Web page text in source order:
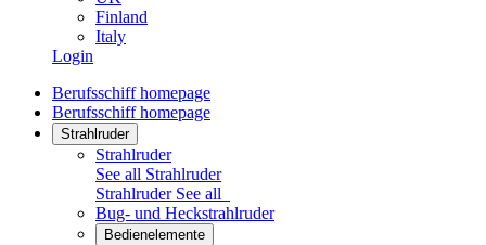
Finland
Italy
Login
Berufsschiff homepage
Berufsschiff homepage
Strahlruder
Strahlruder
See all Strahlruder
Strahlruder See all
Bug- und Heckstrahlruder
Bedienelemente